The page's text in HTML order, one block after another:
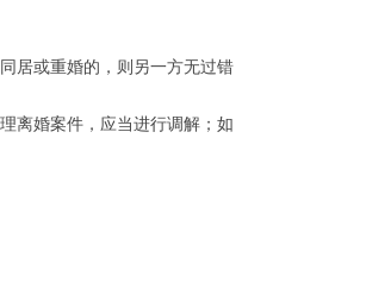
居或重婚的，则另一方无过错
离婚案件，应当进行调解；如